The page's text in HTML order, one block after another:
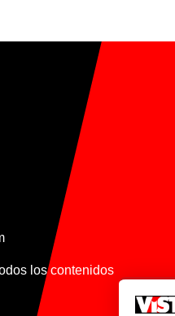
los contenidos